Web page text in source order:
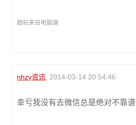
跟帖来自电脑端
nhzy资讯 2014-03-14 20:54:46
幸亏我没有去微信总是绝对不靠谱